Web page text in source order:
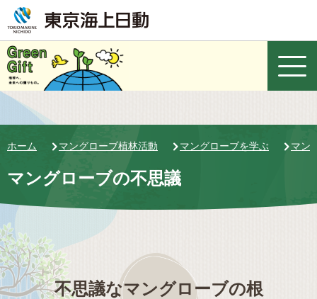
ホーム マングローブ植林活動 マングローブを学ぶ マン
マングローブの不思議
不思議なマングローブの根